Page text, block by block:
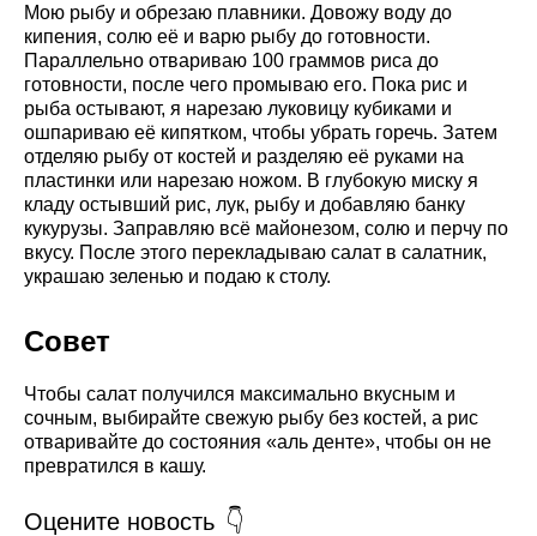
Мою рыбу и обрезаю плавники. Довожу воду до
кипения, солю её и варю рыбу до готовности.
Параллельно отвариваю 100 граммов риса до
готовности, после чего промываю его. Пока рис и
рыба остывают, я нарезаю луковицу кубиками и
ошпариваю её кипятком, чтобы убрать горечь. Затем
отделяю рыбу от костей и разделяю её руками на
пластинки или нарезаю ножом. В глубокую миску я
кладу остывший рис, лук, рыбу и добавляю банку
кукурузы. Заправляю всё майонезом, солю и перчу по
вкусу. После этого перекладываю салат в салатник,
украшаю зеленью и подаю к столу.
Совет
Чтобы салат получился максимально вкусным и
сочным, выбирайте свежую рыбу без костей, а рис
отваривайте до состояния «аль денте», чтобы он не
превратился в кашу.
Оцените новость